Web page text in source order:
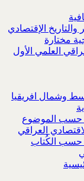
الإقتصادي
مختارة
العلمي الأول
وشمال افريقيا
حسب الموضوع
العراقي
حسب الكُتاب